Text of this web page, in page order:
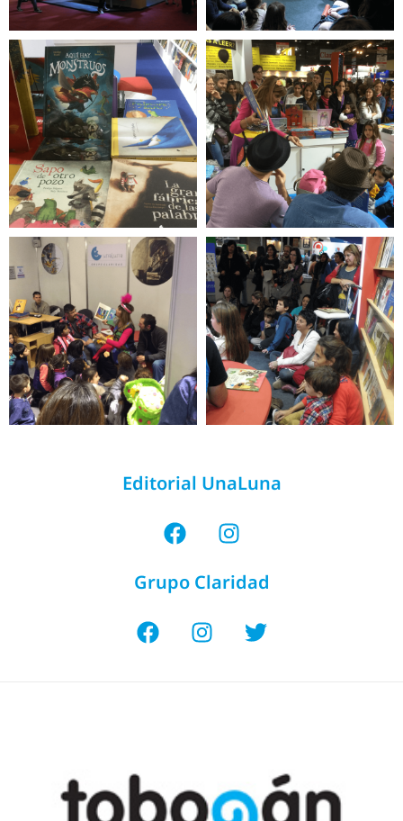
Editorial UnaLuna
Grupo Claridad